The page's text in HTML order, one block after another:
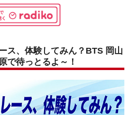
ス、体験してみん？BTS 岡山
で待っとるよ～！